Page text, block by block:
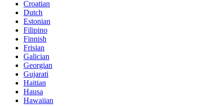
Croatian
Dutch
Estonian
Filipino
Finnish
Frisian
Galician
Georgian
Gujarati
Haitian
Hausa
Hawaiian